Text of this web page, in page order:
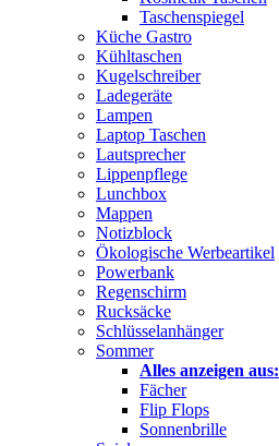
Taschenspiegel
Küche Gastro
Kühltaschen
Kugelschreiber
Ladegeräte
Lampen
Laptop Taschen
Lautsprecher
Lippenpflege
Lunchbox
Mappen
Notizblock
Ökologische Werbeartikel
Powerbank
Regenschirm
Rucksäcke
Schlüsselanhänger
Sommer
Alles anzeigen aus:
Fächer
Flip Flops
Sonnenbrille